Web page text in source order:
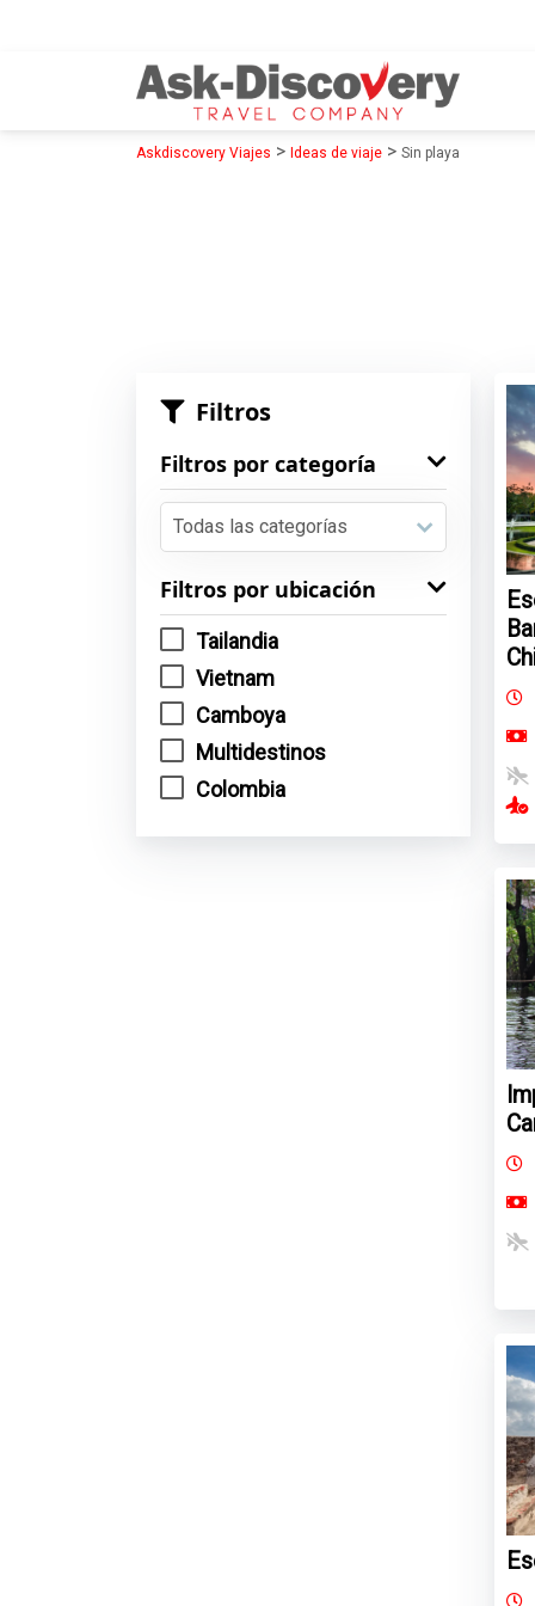
Askdiscovery Viajes > Ideas de viaje > Sin playa
Filtros
Filtros por categoría
Filtros por ubicación
Tailandia
Vietnam
Camboya
Multidestinos
Colombia